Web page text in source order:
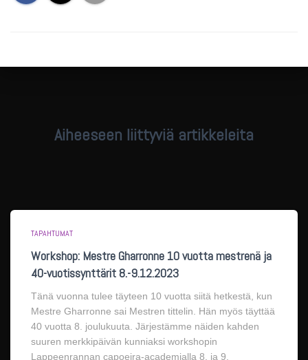
Aiheeseen liittyviä artikkeleita
TAPAHTUMAT
Workshop: Mestre Gharronne 10 vuotta mestrenä ja
40-vuotissynttärit 8.-9.12.2023
Tänä vuonna tulee täyteen 10 vuotta siitä hetkestä, kun
Mestre Gharronne sai Mestren tittelin. Hän myös täyttää
40 vuotta 8. joulukuuta. Järjestämme näiden kahden
suuren merkkipäivän kunniaksi workshopin
Lappeenrannan capoeira-academialla 8. ja 9.